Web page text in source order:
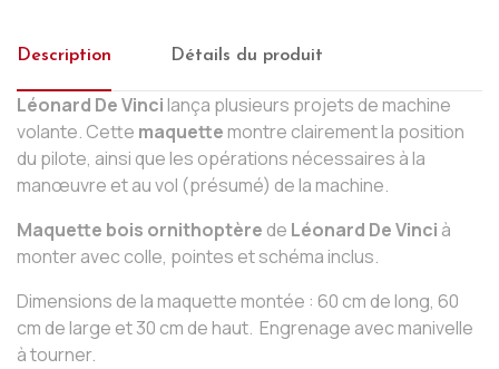
Description Détails du produit
Léonard De Vinci lança plusieurs projets de machine
volante. Cette maquette montre clairement la position
du pilote, ainsi que les opérations nécessaires à la
manœuvre et au vol (présumé) de la machine.
Maquette bois ornithoptère de Léonard De Vinci à
monter avec colle, pointes et schéma inclus.
Dimensions de la maquette montée : 60 cm de long, 60
cm de large et 30 cm de haut. Engrenage avec manivelle
à tourner.